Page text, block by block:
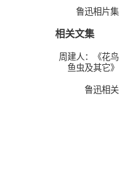
鲁迅相片集
相关文集
周建人：《花鸟
鱼虫及其它》
鲁迅相关